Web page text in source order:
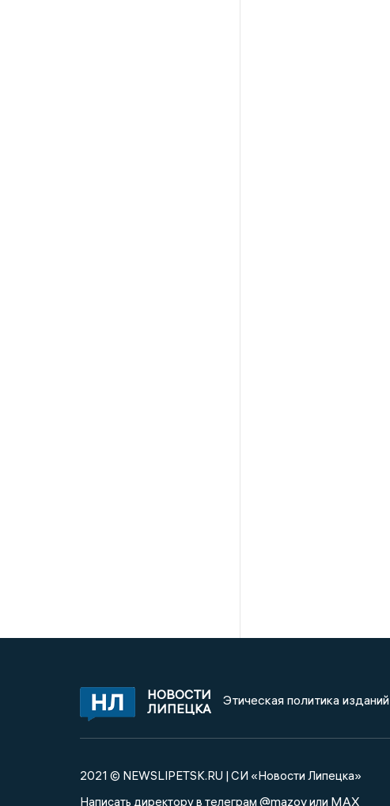
НОВОСТИ
ЛИПЕЦКА
Этическая политика изданий
2021 © NEWSLIPETSK.RU | СИ «Новости Липецка»
Написать директору в телеграм @mazovили MAX